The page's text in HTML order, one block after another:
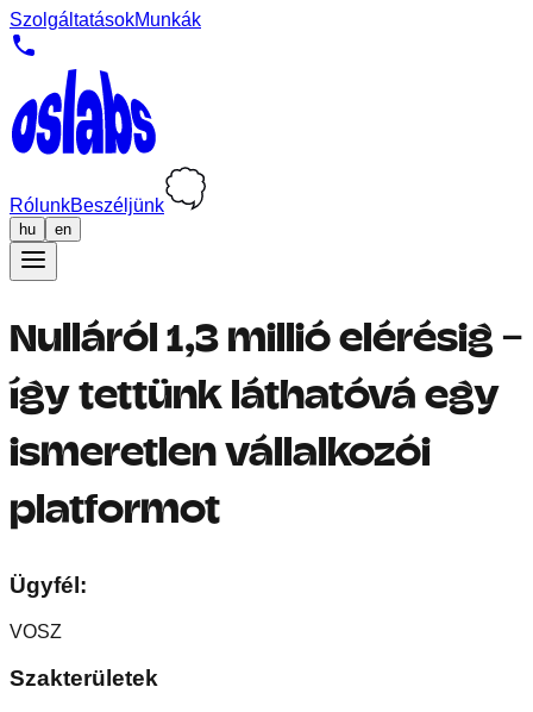
SzolgáltatásokMunkák
RólunkBeszéljünk
hu en
Nulláról 1,3 millió elérésig –
így tettünk láthatóvá egy
ismeretlen vállalkozói
platformot
Ügyfél :
VOSZ
Szakterületek